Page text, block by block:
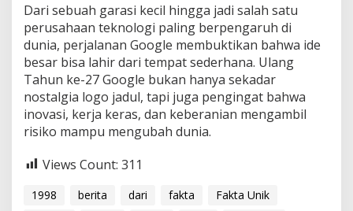
Dari sebuah garasi kecil hingga jadi salah satu
perusahaan teknologi paling berpengaruh di
dunia, perjalanan Google membuktikan bahwa ide
besar bisa lahir dari tempat sederhana. Ulang
Tahun ke-27 Google bukan hanya sekadar
nostalgia logo jadul, tapi juga pengingat bahwa
inovasi, kerja keras, dan keberanian mengambil
risiko mampu mengubah dunia.
Views Count: 311
1998 berita dari fakta
Fakta Unik